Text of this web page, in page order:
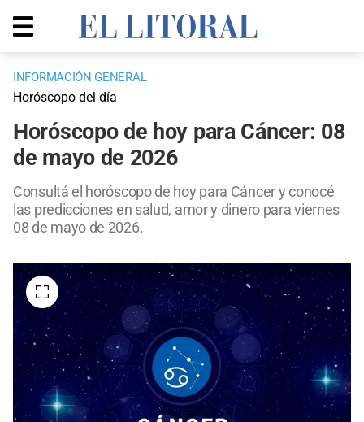
INFORMACIÓN GENERAL
Horóscopo del día
Horóscopo de hoy para Cáncer: 08
de mayo de 2026
Consultá el horóscopo de hoy para Cáncer y conocé
las predicciones en salud, amor y dinero para viernes
08 de mayo de 2026.